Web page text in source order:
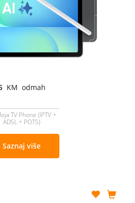
KM odmah
TV Phone (IPTV +
ADSL + POTS)
Saznaj više